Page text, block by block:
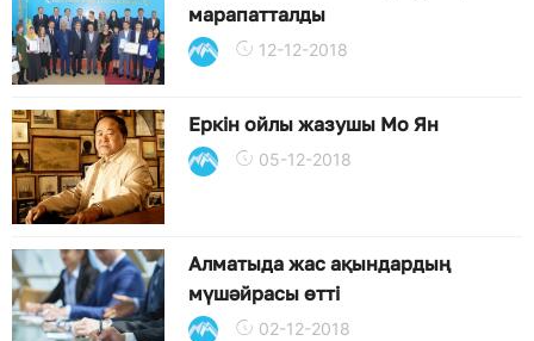
марапатталды
12-12-2018
Еркін ойлы жазушы Мо Ян
05-12-2018
Алматыда жас ақындардың
мүшәйрасы өтті
02-12-2018